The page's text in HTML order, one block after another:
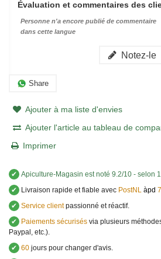
Évaluation et commentaires des
Personne n'a encore publié de commentaire
dans cette langue
Notez-le
Share
Ajouter à ma liste d'envies
Ajouter l'article au tableau de
Imprimer
✔ Apiculture-Magasin est noté 9.2/10 - selon
✔
Livraison rapide et fiable avec PostNL àpd
✔ Service clientpassionné et réactif.
✔
Paiements sécurisés via plusieurs
Paypal, etc.).
✔ 60 jours pour changer d'avis.